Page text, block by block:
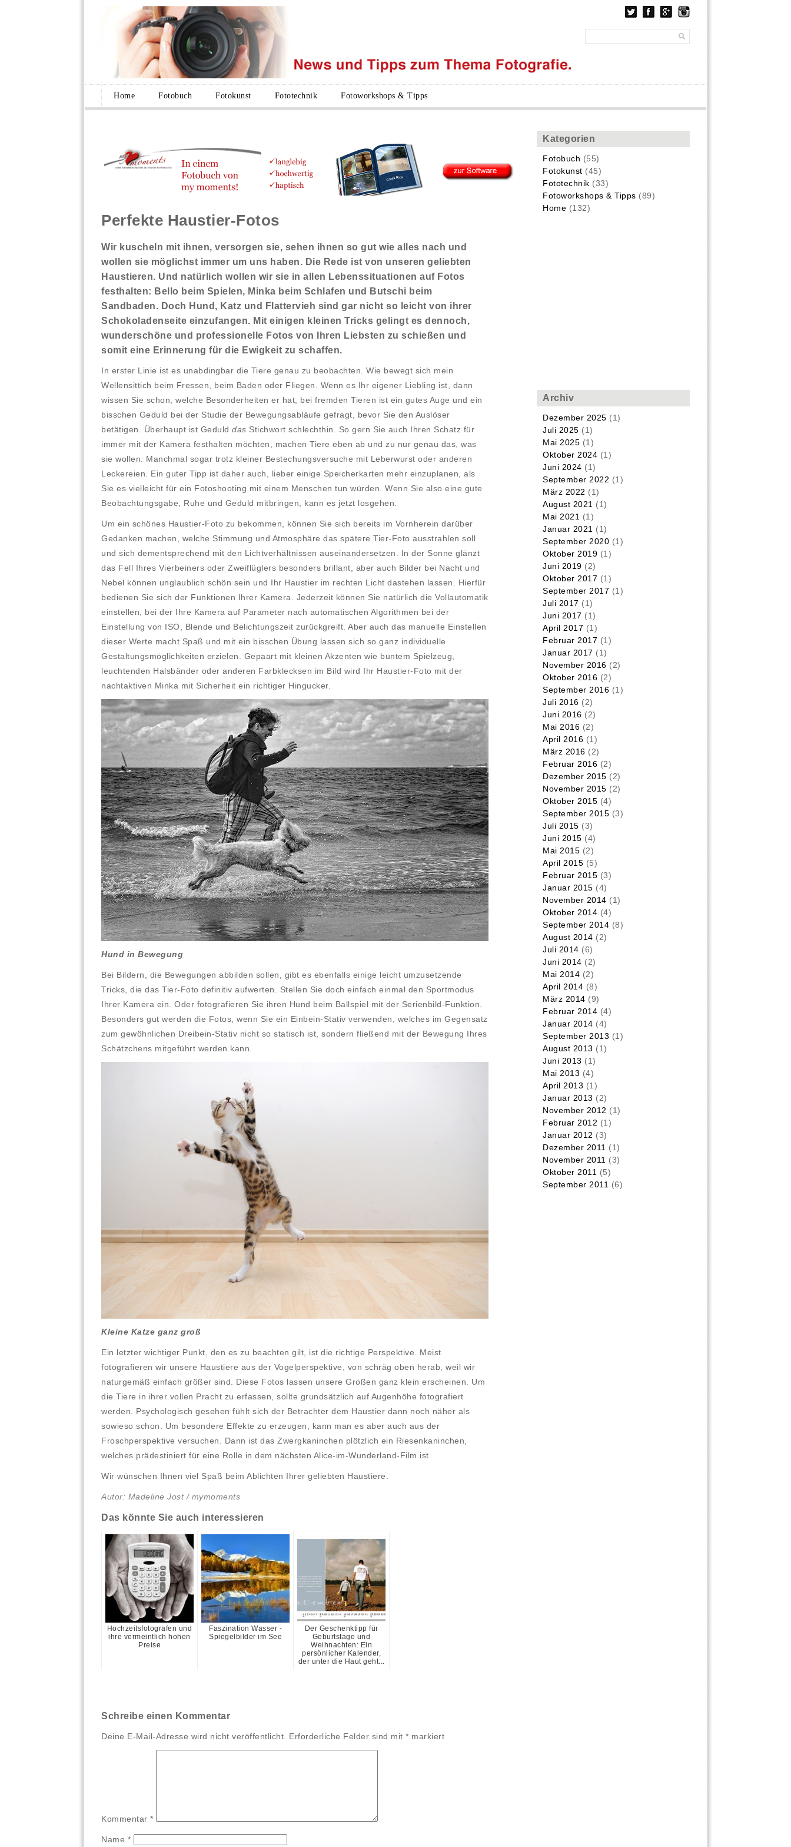
Home Fotobuch Fotokunst Fototechnik Fotoworkshops & Tipps
Perfekte Haustier-Fotos
Wir kuscheln mit ihnen, versorgen sie, sehen ihnen so gut wie alles nach und
wollen sie möglichst immer um uns haben. Die Rede ist von unseren geliebten
Haustieren. Und natürlich wollen wir sie in allen Lebenssituationen auf Fotos
festhalten: Bello beim Spielen, Minka beim Schlafen und Butschi beim
Sandbaden. Doch Hund, Katz und Flattervieh sind gar nicht so leicht von ihrer
Schokoladenseite einzufangen. Mit einigen kleinen Tricks gelingt es dennoch,
wunderschöne und professionelle Fotos von Ihren Liebsten zu schießen und
somit eine Erinnerung für die Ewigkeit zu schaffen.
In erster Linie ist es unabdingbar die Tiere genau zu beobachten. Wie bewegt sich mein
Wellensittich beim Fressen, beim Baden oder Fliegen. Wenn es Ihr eigener Liebling ist, dann
wissen Sie schon, welche Besonderheiten er hat, bei fremden Tieren ist ein gutes Auge und ein
bisschen Geduld bei der Studie der Bewegungsabläufe gefragt, bevor Sie den Auslöser
betätigen. Überhaupt ist Geduld das Stichwort schlechthin. So gern Sie auch Ihren Schatz für
immer mit der Kamera festhalten möchten, machen Tiere eben ab und zu nur genau das, was
sie wollen. Manchmal sogar trotz kleiner Bestechungsversuche mit Leberwurst oder anderen
Leckereien. Ein guter Tipp ist daher auch, lieber einige Speicherkarten mehr einzuplanen, als
Sie es vielleicht für ein Fotoshooting mit einem Menschen tun würden. Wenn Sie also eine gute
Beobachtungsgabe, Ruhe und Geduld mitbringen, kann es jetzt losgehen.
Um ein schönes Haustier-Foto zu bekommen, können Sie sich bereits im Vornherein darüber
Gedanken machen, welche Stimmung und Atmosphäre das spätere Tier-Foto ausstrahlen soll
und sich dementsprechend mit den Lichtverhältnissen auseinandersetzen. In der Sonne glänzt
das Fell Ihres Vierbeiners oder Zweiflüglers besonders brillant, aber auch Bilder bei Nacht und
Nebel können unglaublich schön sein und Ihr Haustier im rechten Licht dastehen lassen. Hierfür
bedienen Sie sich der Funktionen Ihrer Kamera. Jederzeit können Sie natürlich die Vollautomatik
einstellen, bei der Ihre Kamera auf Parameter nach automatischen Algorithmen bei der
Einstellung von ISO, Blende und Belichtungszeit zurückgreift. Aber auch das manuelle Einstellen
dieser Werte macht Spaß und mit ein bisschen Übung lassen sich so ganz individuelle
Gestaltungsmöglichkeiten erzielen. Gepaart mit kleinen Akzenten wie buntem Spielzeug,
leuchtenden Halsbänder oder anderen Farbklecksen im Bild wird Ihr Haustier-Foto mit der
nachtaktiven Minka mit Sicherheit ein richtiger Hingucker.
Hund in Bewegung
Bei Bildern, die Bewegungen abbilden sollen, gibt es ebenfalls einige leicht umzusetzende
Tricks, die das Tier-Foto definitiv aufwerten. Stellen Sie doch einfach einmal den Sportmodus
Ihrer Kamera ein. Oder fotografieren Sie ihren Hund beim Ballspiel mit der Serienbild-Funktion.
Besonders gut werden die Fotos, wenn Sie ein Einbein-Stativ verwenden, welches im Gegensatz
zum gewöhnlichen Dreibein-Stativ nicht so statisch ist, sondern fließend mit der Bewegung Ihres
Schätzchens mitgeführt werden kann.
Kleine Katze ganz groß
Ein letzter wichtiger Punkt, den es zu beachten gilt, ist die richtige Perspektive. Meist
fotografieren wir unsere Haustiere aus der Vogelperspektive, von schräg oben herab, weil wir
naturgemäß einfach größer sind. Diese Fotos lassen unsere Großen ganz klein erscheinen. Um
die Tiere in ihrer vollen Pracht zu erfassen, sollte grundsätzlich auf Augenhöhe fotografiert
werden. Psychologisch gesehen fühlt sich der Betrachter dem Haustier dann noch näher als
sowieso schon. Um besondere Effekte zu erzeugen, kann man es aber auch aus der
Froschperspektive versuchen. Dann ist das Zwergkaninchen plötzlich ein Riesenkaninchen,
welches prädestiniert für eine Rolle in dem nächsten Alice-im-Wunderland-Film ist.
Wir wünschen Ihnen viel Spaß beim Ablichten Ihrer geliebten Haustiere.
Autor: Madeline Jost / mymoments
Das könnte Sie auch interessieren
Hochzeitsfotografen und
ihre vermeintlich hohen
Preise
Faszination Wasser -
Spiegelbilder im See
Der Geschenktipp für
Geburtstage und
Weihnachten: Ein
persönlicher Kalender,
der unter die Haut geht...
Schreibe einen Kommentar
Deine E-Mail-Adresse wird nicht veröffentlicht. Erforderliche Felder sind mit * markiert
Kommentar *
Name *
Kategorien
Fotobuch (55)
Fotokunst (45)
Fototechnik (33)
Fotoworkshops & Tipps (89)
Home (132)
Archiv
Dezember 2025 (1)
Juli 2025 (1)
Mai 2025 (1)
Oktober 2024 (1)
Juni 2024 (1)
September 2022 (1)
März 2022 (1)
August 2021 (1)
Mai 2021 (1)
Januar 2021 (1)
September 2020 (1)
Oktober 2019 (1)
Juni 2019 (2)
Oktober 2017 (1)
September 2017 (1)
Juli 2017 (1)
Juni 2017 (1)
April 2017 (1)
Februar 2017 (1)
Januar 2017 (1)
November 2016 (2)
Oktober 2016 (2)
September 2016 (1)
Juli 2016 (2)
Juni 2016 (2)
Mai 2016 (2)
April 2016 (1)
März 2016 (2)
Februar 2016 (2)
Dezember 2015 (2)
November 2015 (2)
Oktober 2015 (4)
September 2015 (3)
Juli 2015 (3)
Juni 2015 (4)
Mai 2015 (2)
April 2015 (5)
Februar 2015 (3)
Januar 2015 (4)
November 2014 (1)
Oktober 2014 (4)
September 2014 (8)
August 2014 (2)
Juli 2014 (6)
Juni 2014 (2)
Mai 2014 (2)
April 2014 (8)
März 2014 (9)
Februar 2014 (4)
Januar 2014 (4)
September 2013 (1)
August 2013 (1)
Juni 2013 (1)
Mai 2013 (4)
April 2013 (1)
Januar 2013 (2)
November 2012 (1)
Februar 2012 (1)
Januar 2012 (3)
Dezember 2011 (1)
November 2011 (3)
Oktober 2011 (5)
September 2011 (6)